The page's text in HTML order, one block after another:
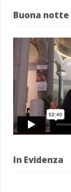
Buona notte
In Evidenza